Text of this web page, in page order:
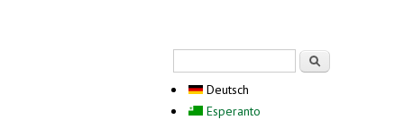
Deutsch
Esperanto